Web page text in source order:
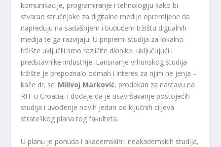
komunikacije, programiranje i tehnologiju kako bi
stvarao stručnjake za digitalne medije opremljene da
napreduju na sadašnjem i budućem tržištu digitalnih
medija te ga razvijaju. U pripremi studija za lokalno
tržište uključili smo različite dionike, uključujući i
predstavnike industrije. Lansiranje vrhunskog studija
tržište je prepoznalo odmah i interes za njim ne jenja –
kaže dr. sc. Milivoj Marković, prodekan za nastavu na
RIT-u Croatia, i dodaje da je usavršavanje postojećih
studija i uvođenje novih jedan od ključnih ciljeva
strateškog plana tog fakulteta.
U planu je ponuda i akademskih i neakademskih studija,